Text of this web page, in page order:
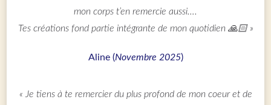
mon corps t’en remercie aussi….
Tes créations fond partie intégrante de mon quotidien 🙏🏻 »
Aline (Novembre 2025)
« Je tiens à te remercier du plus profond de mon coeur et de